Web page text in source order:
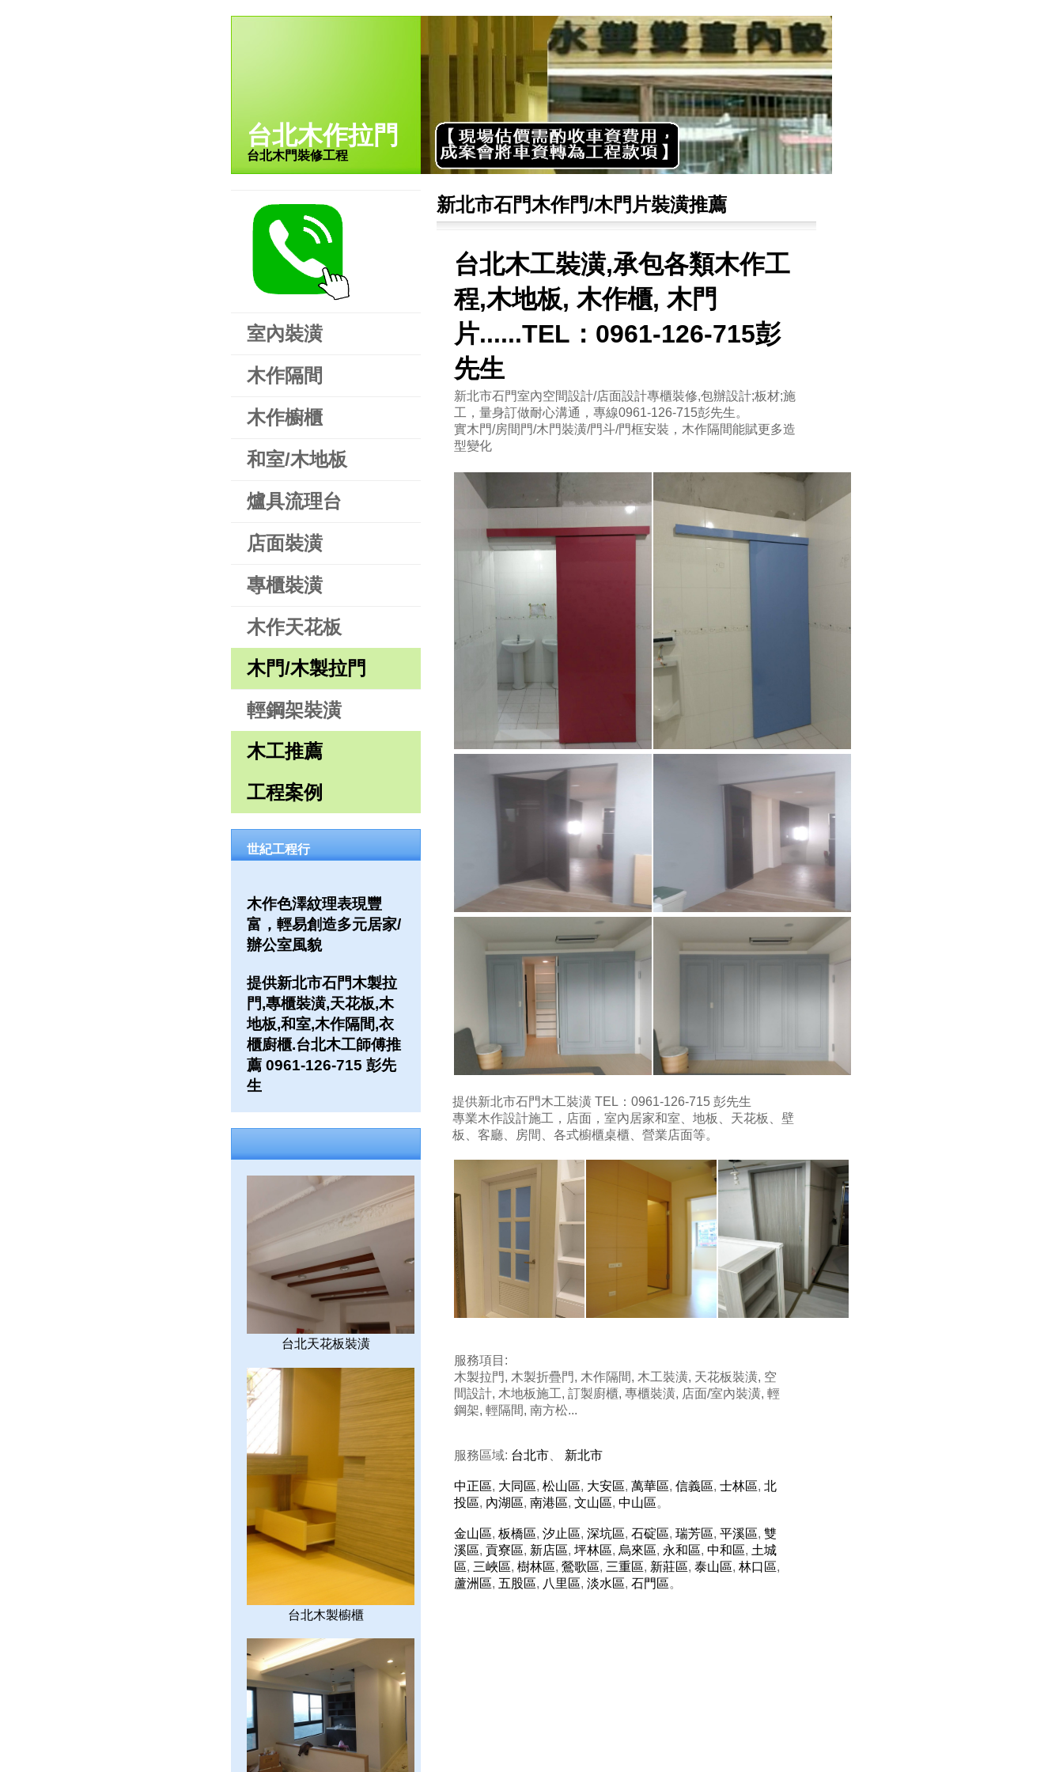
台北木作拉門
台北木門裝修工程
室內裝潢
木作隔間
木作櫥櫃
和室/木地板
爐具流理台
店面裝潢
專櫃裝潢
木作天花板
木門/木製拉門
輕鋼架裝潢
木工推薦
工程案例
世紀工程行
木作色澤紋理表現豐
富，輕易創造多元居家/
辦公室風貌
提供新北市石門木製拉
門,專櫃裝潢,天花板,木
地板,和室,木作隔間,衣
櫃廚櫃.台北木工師傅推
薦 0961-126-715 彭先
生
台北天花板裝潢
台北木製櫥櫃
新北市石門木作門/木門片裝潢推薦
台北木工裝潢,承包各類木作工
程,木地板, 木作櫃, 木門
片......TEL：0961-126-715彭
先生
新北市石門室內空間設計/店面設計專櫃裝修,包辦設計;板材;施
工，量身訂做耐心溝通，專線0961-126-715彭先生。
實木門/房間門/木門裝潢/門斗/門框安裝，木作隔間能賦更多造
型變化
提供新北市石門木工裝潢 TEL：0961-126-715 彭先生
專業木作設計施工，店面，室內居家和室、地板、天花板、壁
板、客廳、房間、各式櫥櫃桌櫃、營業店面等。
服務項目:
木製拉門, 木製折疊門, 木作隔間, 木工裝潢, 天花板裝潢, 空
間設計, 木地板施工, 訂製廚櫃, 專櫃裝潢, 店面/室內裝潢, 輕
鋼架, 輕隔間, 南方松...
服務區域: 台北市 新北市
中正區, 大同區, 松山區, 大安區, 萬華區, 信義區, 士林區, 北
投區, 內湖區, 南港區, 文山區, 中山區。
金山區, 板橋區, 汐止區, 深坑區, 石碇區, 瑞芳區, 平溪區, 雙
溪區, 貢寮區, 新店區, 坪林區, 烏來區, 永和區, 中和區, 土城
區, 三峽區, 樹林區, 鶯歌區, 三重區, 新莊區, 泰山區, 林口區,
蘆洲區, 五股區, 八里區, 淡水區, 石門區。